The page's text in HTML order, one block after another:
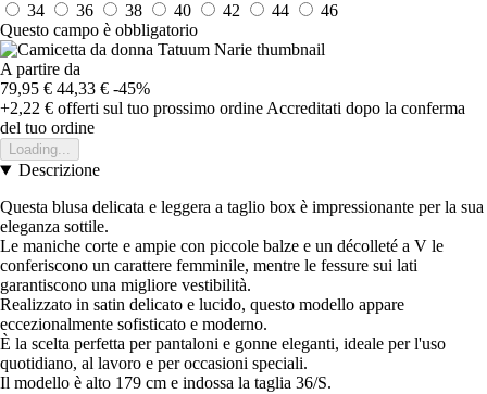
34 36 38 40 42 44
46
Questo campo è obbligatorio
A partire da
79,95 € 44,33 € -45%
+2,22 € offerti sul tuo prossimo ordine Accreditati dopo la conferma
del tuo ordine
Loading...
Descrizione
Questa blusa delicata e leggera a taglio box è impressionante per la sua
eleganza sottile.
Le maniche corte e ampie con piccole balze e un décolleté a V le
conferiscono un carattere femminile, mentre le fessure sui lati
garantiscono una migliore vestibilità.
Realizzato in satin delicato e lucido, questo modello appare
eccezionalmente sofisticato e moderno.
È la scelta perfetta per pantaloni e gonne eleganti, ideale per l'uso
quotidiano, al lavoro e per occasioni speciali.
Il modello è alto 179 cm e indossa la taglia 36/S.